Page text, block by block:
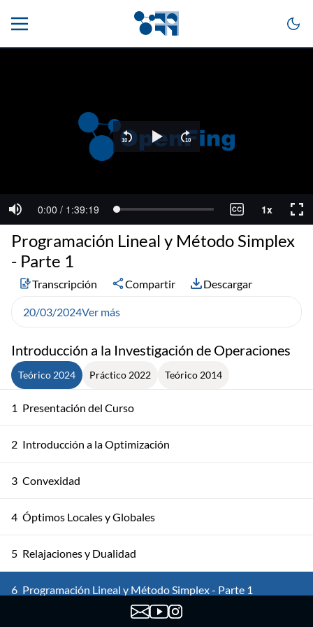
Introducción a la Investigación de Operaciones
Teórico 2024 Práctico 2022 Teórico 2014
1 Presentación del Curso
2 Introducción a la Optimización
3 Convexidad
4 Óptimos Locales y Globales
5 Relajaciones y Dualidad
6 Programación Lineal y Método Simplex - Parte 1
Programación Lineal y Método Simplex
- Parte 1
Transcripción Compartir Descargar
20/03/2024Ver más